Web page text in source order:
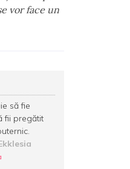
vor face un
să fie
fii pregătit